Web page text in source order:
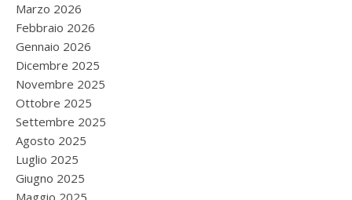
Marzo 2026
Febbraio 2026
Gennaio 2026
Dicembre 2025
Novembre 2025
Ottobre 2025
Settembre 2025
Agosto 2025
Luglio 2025
Giugno 2025
Maggio 2025